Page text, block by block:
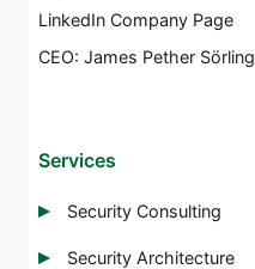
LinkedIn Company Page
CEO: James Pether Sörling
Services
Security Consulting
Security Architecture